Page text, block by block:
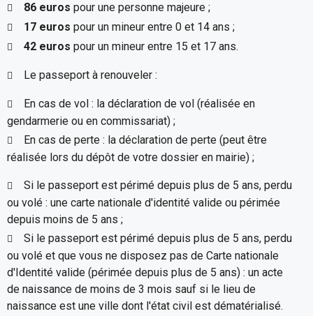
86 euros pour une personne majeure ;
17 euros pour un mineur entre 0 et 14 ans ;
42 euros pour un mineur entre 15 et 17 ans.
Le passeport à renouveler :
En cas de vol : la déclaration de vol (réalisée en
gendarmerie ou en commissariat) ;
En cas de perte : la déclaration de perte (peut être
réalisée lors du dépôt de votre dossier en mairie) ;
Si le passeport est périmé depuis plus de 5 ans, perdu
ou volé : une carte nationale d'identité valide ou périmée
depuis moins de 5 ans ;
Si le passeport est périmé depuis plus de 5 ans, perdu
ou volé et que vous ne disposez pas de Carte nationale
d'Identité valide (périmée depuis plus de 5 ans) : un acte
de naissance de moins de 3 mois sauf si le lieu de
naissance est une ville dont l'état civil est dématérialisé.